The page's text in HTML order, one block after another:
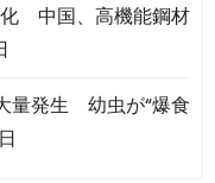
中国、高機能鋼材
量発生 幼虫が“爆食